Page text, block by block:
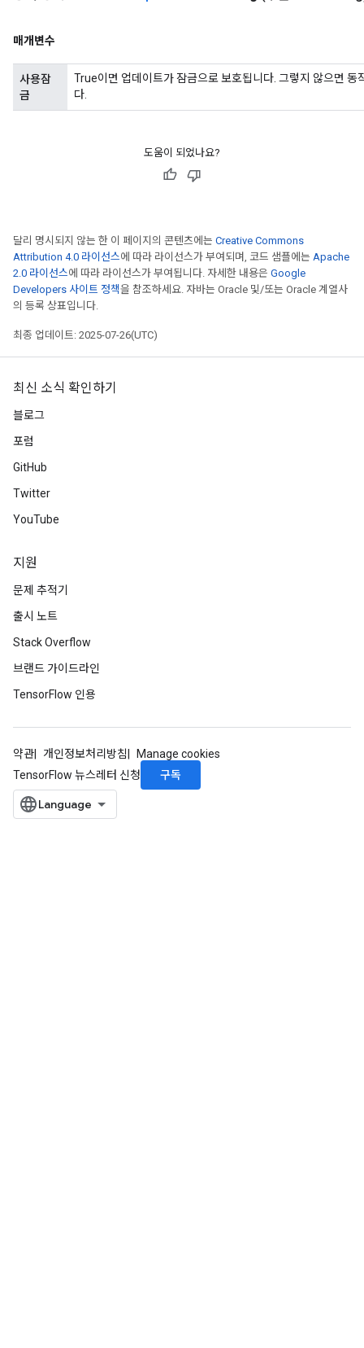
매개변수
사용잠
금
True이면 업데이트가 잠금으로 보호됩니다. 그렇지 않으면 동
다.
도움이 되었나요?
달리 명시되지 않는 한 이 페이지의 콘텐츠에는 Creative Commons
Attribution 4.0 라이선스에 따라 라이선스가 부여되며, 코드 샘플에는 Apache
2.0 라이선스에 따라 라이선스가 부여됩니다. 자세한 내용은 Google
Developers 사이트 정책을 참조하세요. 자바는 Oracle 및/또는 Oracle 계열사
의 등록 상표입니다.
최종 업데이트: 2025-07-26(UTC)
최신 소식 확인하기
블로그
포럼
GitHub
Twitter
YouTube
지원
문제 추적기
출시 노트
Stack Overflow
브랜드 가이드라인
TensorFlow 인용
약관 개인정보처리방침
Manage cookies
TensorFlow 뉴스레터 신청
구독